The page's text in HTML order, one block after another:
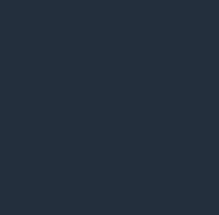
수 있습니다.
을 실행하여 코드 샘플을 실